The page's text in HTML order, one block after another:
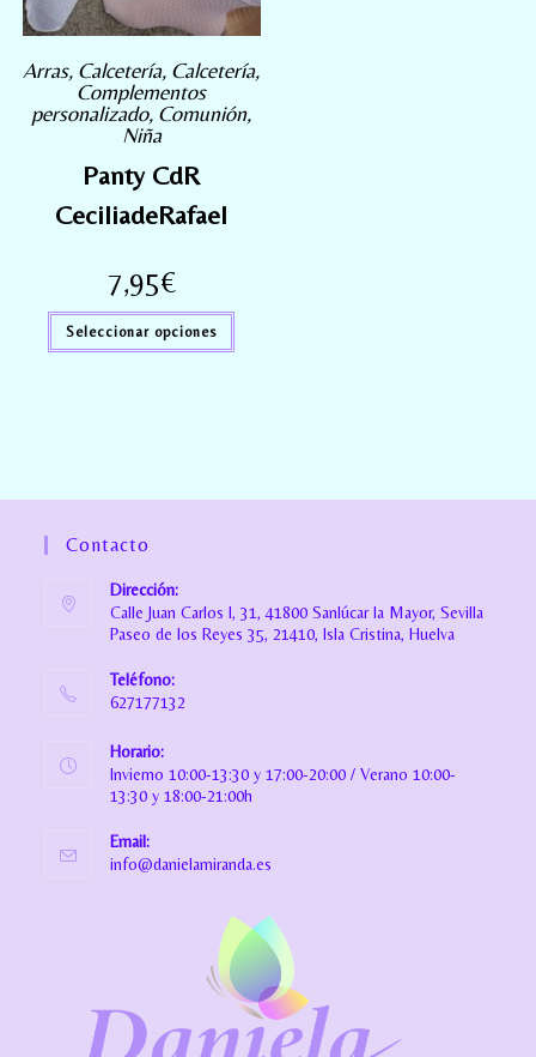
Arras, Calcetería, Calcetería,
Complementos
personalizado, Comunión,
Niña
Panty CdR
CeciliadeRafael
7,95€
Seleccionar opciones
Contacto
Dirección:
Calle Juan Carlos I, 31, 41800 Sanlúcar la Mayor, Sevilla
Paseo de los Reyes 35, 21410, Isla Cristina, Huelva
Teléfono:
627177132
Horario:
Invierno 10:00-13:30 y 17:00-20:00 / Verano 10:00-
13:30 y 18:00-21:00h
Email:
info@danielamiranda.es